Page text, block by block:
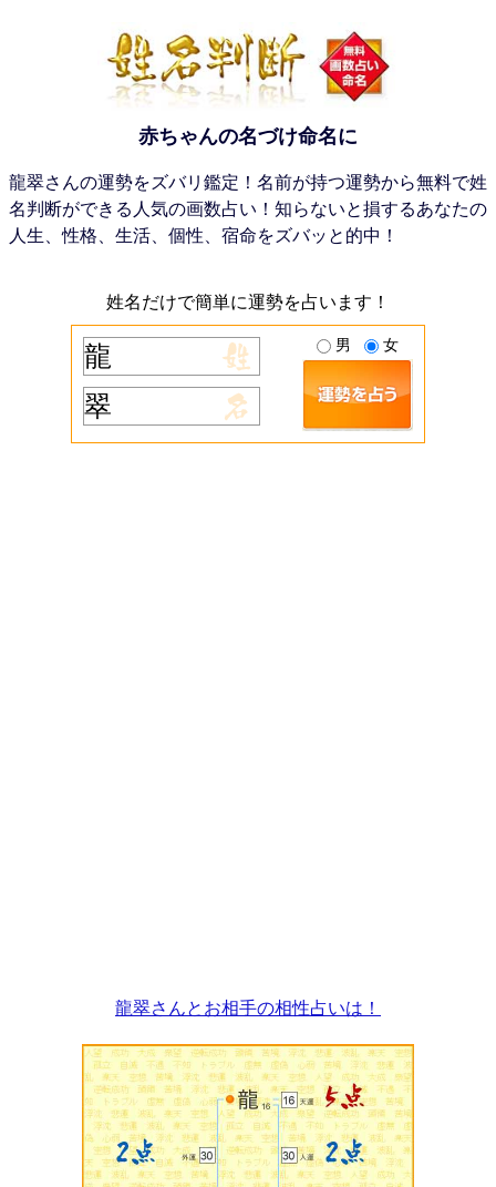
赤ちゃんの名づけ命名に
龍翠さんの運勢をズバリ鑑定！名前が持つ運勢から無料で姓
名判断ができる人気の画数占い！知らないと損するあなたの
人生、性格、生活、個性、宿命をズバッと的中！
姓名だけで簡単に運勢を占います！
男 女
龍翠さんとお相手の相性占いは！